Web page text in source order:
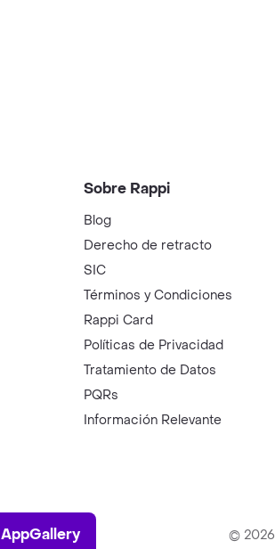
Sobre Rappi
Blog
Derecho de retracto
SIC
Términos y Condiciones
Rappi Card
Políticas de Privacidad
Tratamiento de Datos
PQRs
Información Relevante
AppGallery
AppGallery © 2026